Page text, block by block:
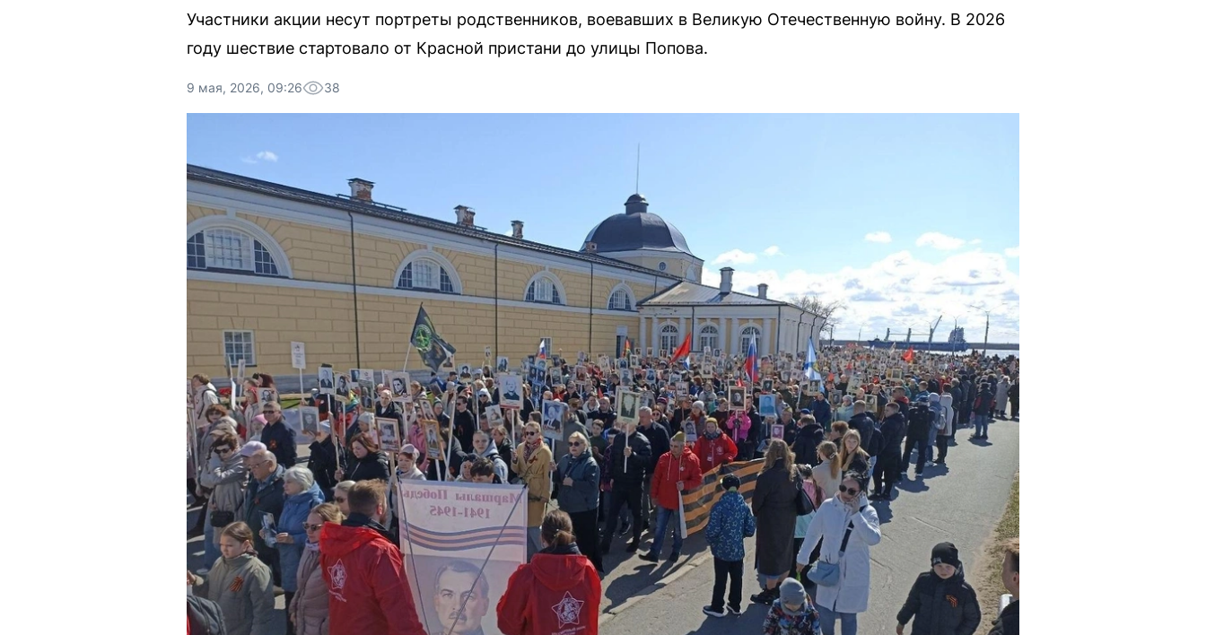
Участники акции несут портреты родственников, воевавших в Великую Отечественную войну. В 2026
году шествие стартовало от Красной пристани до улицы Попова.
9 мая, 2026, 09:26 38